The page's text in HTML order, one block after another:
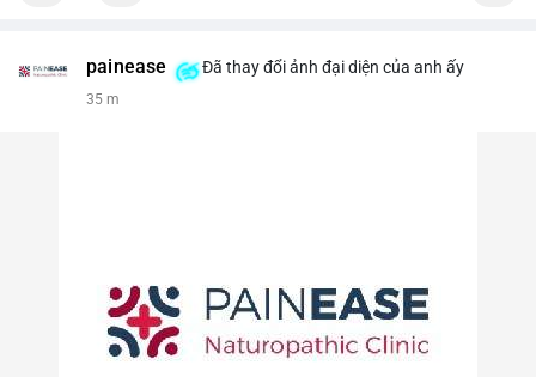
painease Đã thay đổi ảnh đại diện của anh ấy
35 m